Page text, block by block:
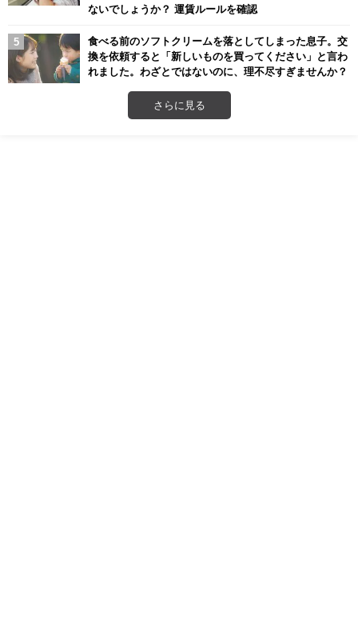
ないでしょうか？ 運賃ルールを確認
食べる前のソフトクリームを落としてしまった息子。交
換を依頼すると「新しいものを買ってください」と言わ
れました。わざとではないのに、理不尽すぎませんか？
さらに見る